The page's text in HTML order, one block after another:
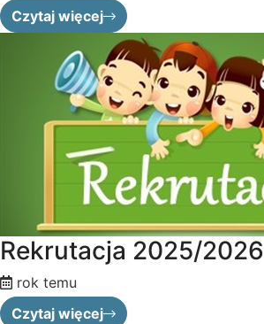
Czytaj więcej
Rekrutacja 2025/2026
rok temu
Czytaj więcej